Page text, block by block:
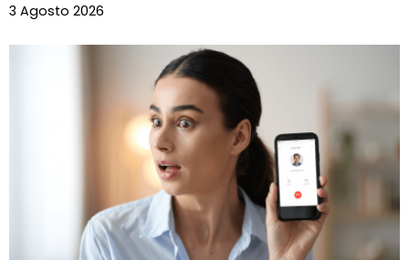
3 Agosto 2026